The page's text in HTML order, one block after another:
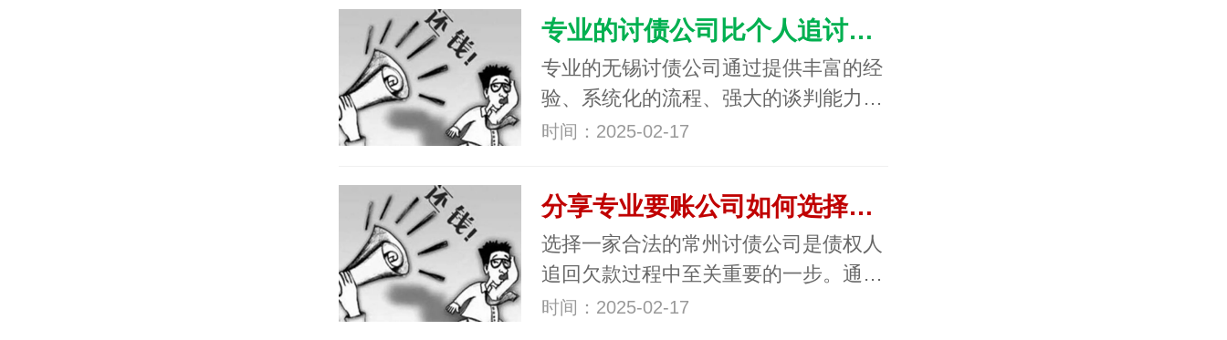
专业的讨债公司比个人追讨有什么优势？
专业的无锡讨债公司通过提供丰富的经
验、系统化的流程、强大的谈判能力…
时间：2025-02-17
分享专业要账公司如何选择合法？
选择一家合法的常州讨债公司是债权人
追回欠款过程中至关重要的一步。通…
时间：2025-02-17